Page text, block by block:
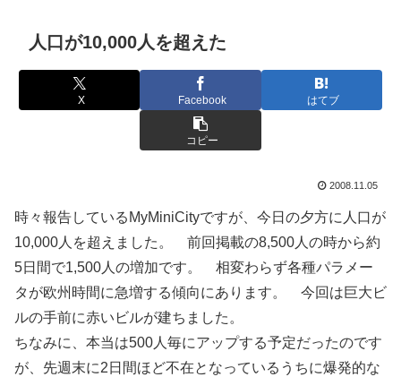
人口が10,000人を超えた
X Facebook はてブ
コピー
2008.11.05
時々報告しているMyMiniCityですが、今日の夕方に人口が
10,000人を超えました。 前回掲載の8,500人の時から約
5日間で1,500人の増加です。 相変わらず各種パラメー
タが欧州時間に急増する傾向にあります。 今回は巨大ビ
ルの手前に赤いビルが建ちました。
ちなみに、本当は500人毎にアップする予定だったのです
が、先週末に2日間ほど不在となっているうちに爆発的な